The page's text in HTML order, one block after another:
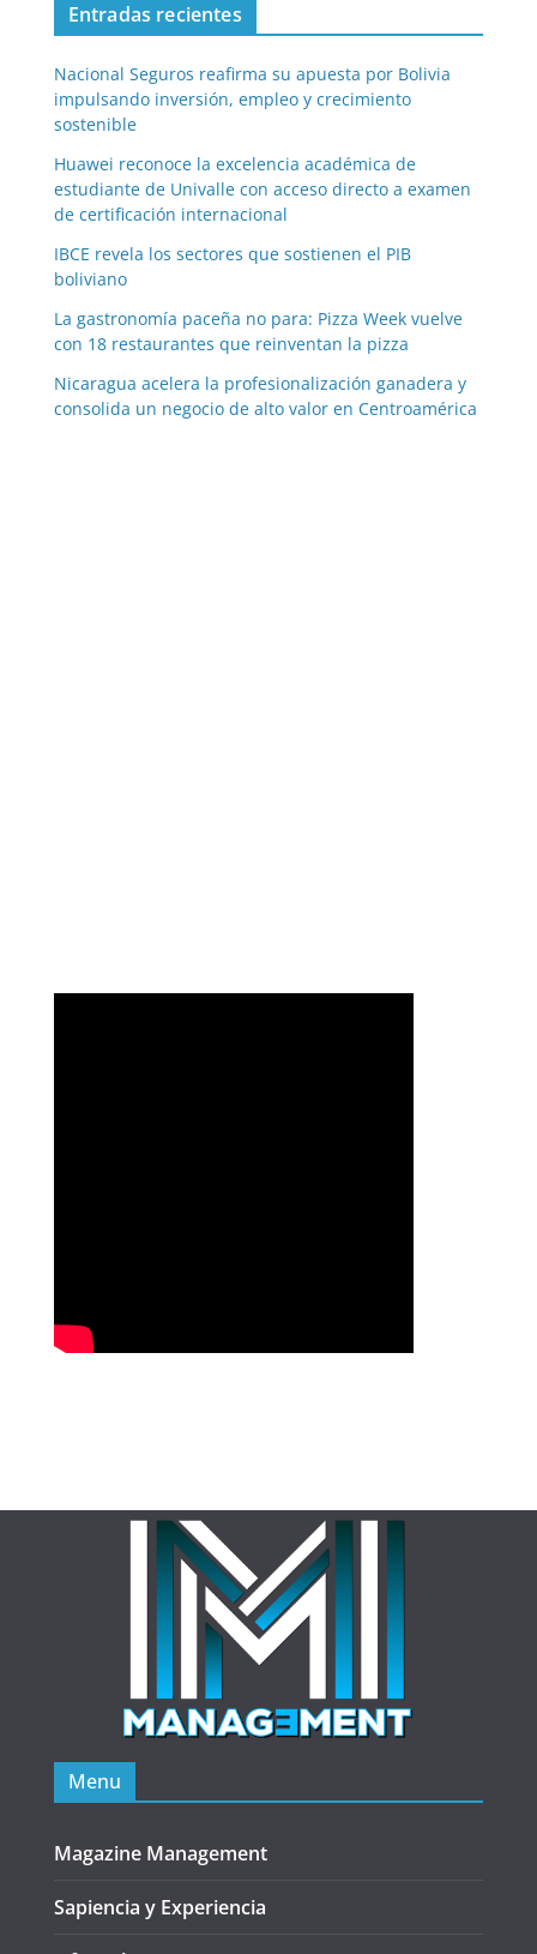
Entradas recientes
Nacional Seguros reafirma su apuesta por Bolivia
impulsando inversión, empleo y crecimiento
sostenible
Huawei reconoce la excelencia académica de
estudiante de Univalle con acceso directo a examen
de certificación internacional
IBCE revela los sectores que sostienen el PIB
boliviano
La gastronomía paceña no para: Pizza Week vuelve
con 18 restaurantes que reinventan la pizza
Nicaragua acelera la profesionalización ganadera y
consolida un negocio de alto valor en Centroamérica
Menu
Magazine Management
Sapiencia y Experiencia